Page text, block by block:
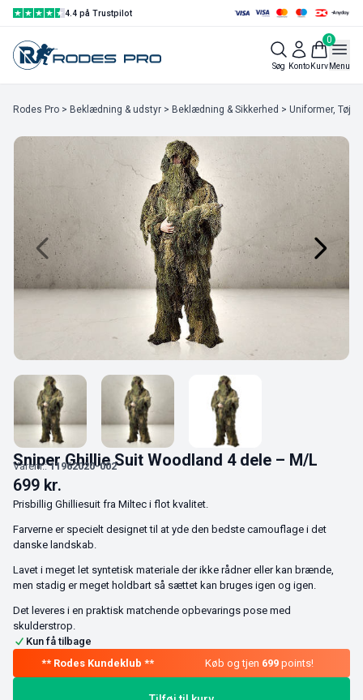
4.4 på Trustpilot
Søg Konto
0
KurvMenu
Rodes Pro > Beklædning & udstyr > Beklædning & Sikkerhed > Uniformer, Tøj &
Sniper Ghillie Suit Woodland 4 dele – M/L
Varenr.:11962020-002
699 kr.
Prisbillig Ghilliesuit fra Miltec i flot kvalitet.
Farverne er specielt designet til at yde den bedste camouflage i det
danske landskab.
Lavet i meget let syntetisk materiale der ikke rådner eller kan brænde,
men stadig er meget holdbart så sættet kan bruges igen og igen.
Det leveres i en praktisk matchende opbevarings pose med
skulderstrop.
Kun få tilbage
Køb og tjen 699 points!